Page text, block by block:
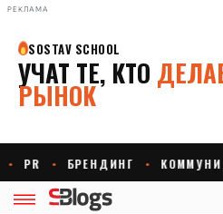
РЕКЛАМА